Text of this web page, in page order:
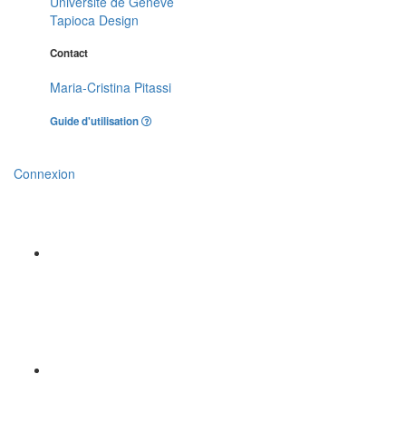
Tapioca Design
Contact
Maria-Cristina Pitassi
Guide d'utilisation
Connexion